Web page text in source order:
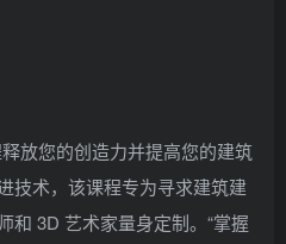
放您的创造力并提高您的建筑
技术，该课程专为寻求建筑建
和 3D 艺术家量身定制。“掌握